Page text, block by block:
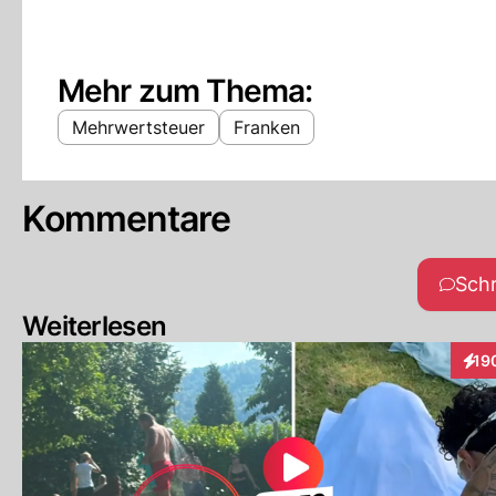
Mehr zum Thema:
Mehrwertsteuer Franken
Kommentare
Weiterlesen